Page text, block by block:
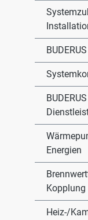
Energien
Kopplung
Heiz-/